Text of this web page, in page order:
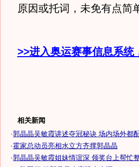
原因或托词，未免有点简
>>进入奥运赛事信息系统
相关新闻
·郭晶晶吴敏霞讲述夺冠秘诀 场内场外都配
·霍家总动员亮相水立方齐撑郭晶晶
·郭晶晶吴敏霞姐妹情谊深 领奖台上帮忙整